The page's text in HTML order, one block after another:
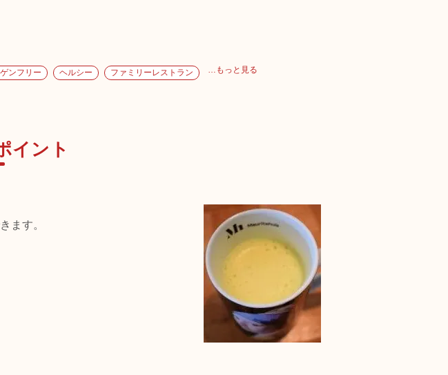
ンフリー ヘルシー ファミリーレストラン …もっと見る
イント
ます。